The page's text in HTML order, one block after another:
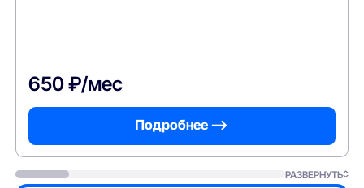
650 ₽/мес
Подробнее —>
РАЗВЕРНУТЬ